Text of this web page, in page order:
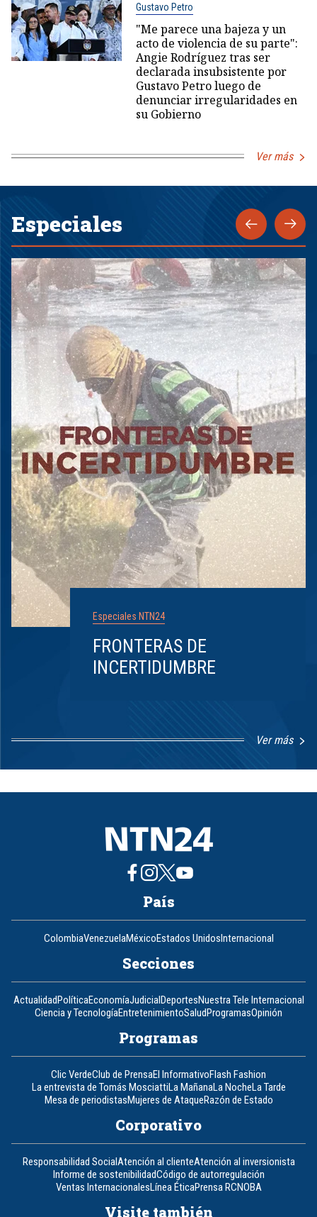
Gustavo Petro
"Me parece una bajeza y un
acto de violencia de su parte":
Angie Rodríguez tras ser
declarada insubsistente por
Gustavo Petro luego de
denunciar irregularidades en
su Gobierno
Ver más
Especiales
Especiales NTN24
FRONTERAS DE
INCERTIDUMBRE
Ver más
8
País
ColombiaVenezuelaMéxicoEstados UnidosInternacional
Secciones
ActualidadPolíticaEconomíaJudicialDeportesNuestra Tele Internacional
Ciencia y TecnologíaEntretenimientoSaludProgramasOpinión
Programas
Clic VerdeClub de PrensaEl InformativoFlash Fashion
La entrevista de Tomás MosciattiLa MañanaLa NocheLa Tarde
Mesa de periodistasMujeres de AtaqueRazón de Estado
Corporativo
Responsabilidad SocialAtención al clienteAtención al inversionista
Informe de sostenibilidadCódigo de autorregulación
Ventas InternacionalesLínea ÉticaPrensa RCNOBA
Visite también